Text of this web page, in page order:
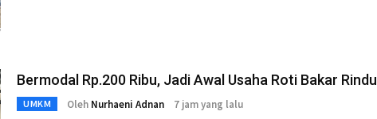
Bermodal Rp.200 Ribu, Jadi Awal Usaha Roti Bakar Rindu
UMKM Oleh Nurhaeni Adnan 7 jam yang lalu